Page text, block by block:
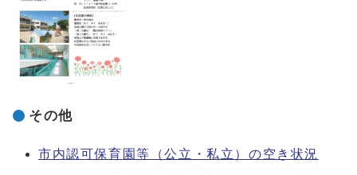
その他
市内認可保育園等（公立・私立）の空き状況